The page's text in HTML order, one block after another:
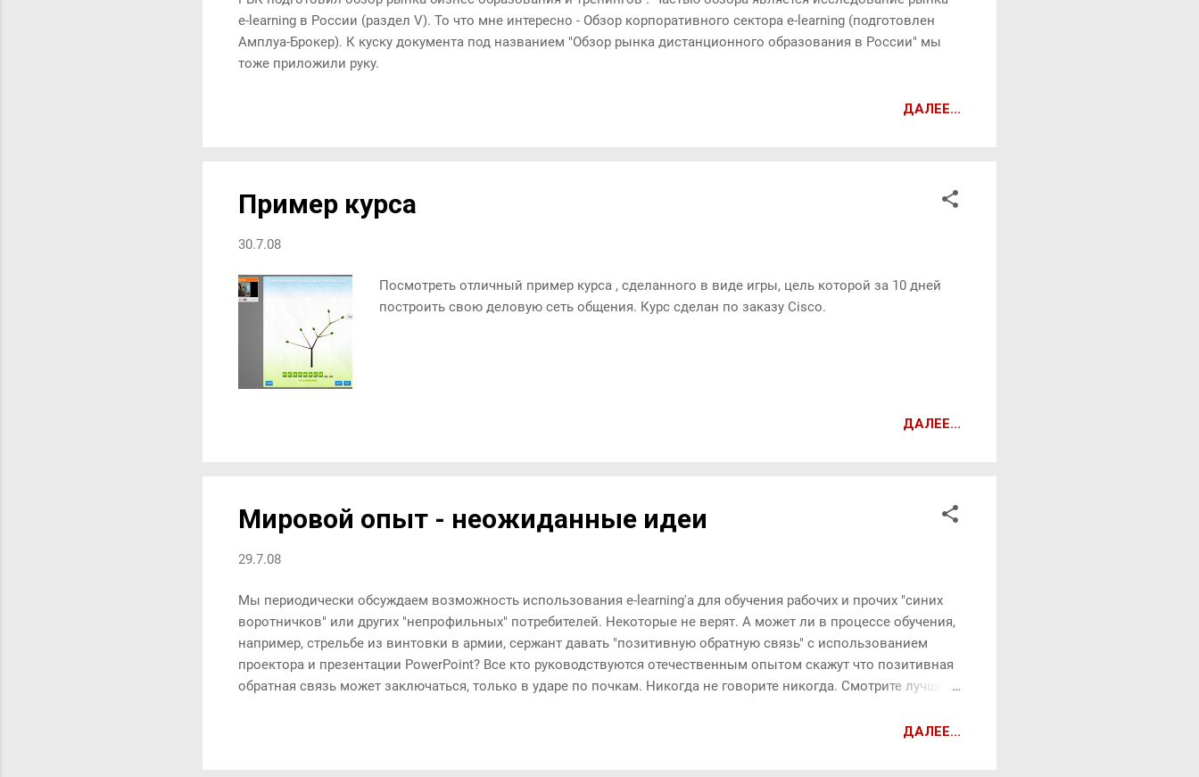
e-learning в России (раздел V). То что мне интересно - Обзор корпоративного сектора e-learning (подготовлен
Амплуа-Брокер). К куску документа под названием "Обзор рынка дистанционного образования в России" мы
тоже приложили руку.
ДАЛЕЕ...
Пример курса
30.7.08
Посмотреть отличный пример курса , сделанного в виде игры, цель которой за 10 дней
построить свою деловую сеть общения. Курс сделан по заказу Cisco.
ДАЛЕЕ...
Мировой опыт - неожиданные идеи
29.7.08
Мы периодически обсуждаем возможность использования e-learning'а для обучения рабочих и прочих "синих
воротничков" или других "непрофильных" потребителей. Некоторые не верят. А может ли в процессе обучения,
например, стрельбе из винтовки в армии, сержант давать "позитивную обратную связь" с использованием
проектора и презентации PowerPoint? Все кто руководствуются отечественным опытом скажут что позитивная
обратная связь может заключаться, только в ударе по почкам. Никогда не говорите никогда. Смотрите лучше
США (на английском): Может и с e-learning возможны неожидаанные открытия, если пристальнее посмотреть
ДАЛЕЕ...